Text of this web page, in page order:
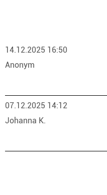
14.12.2025 16:50
Anonym
07.12.2025 14:12
Johanna K.